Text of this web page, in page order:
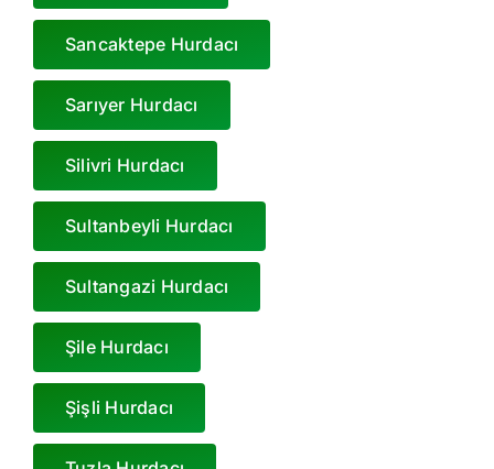
Sancaktepe Hurdacı
Sarıyer Hurdacı
Silivri Hurdacı
Sultanbeyli Hurdacı
Sultangazi Hurdacı
Şile Hurdacı
Şişli Hurdacı